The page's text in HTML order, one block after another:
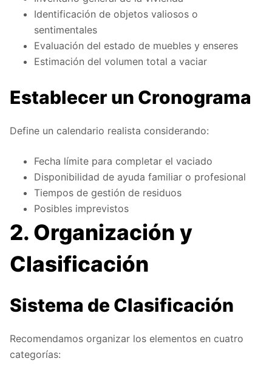
Identificación de objetos valiosos o
sentimentales
Evaluación del estado de muebles y enseres
Estimación del volumen total a vaciar
Establecer un Cronograma
Define un calendario realista considerando:
Fecha límite para completar el vaciado
Disponibilidad de ayuda familiar o profesional
Tiempos de gestión de residuos
Posibles imprevistos
2. Organización y
Clasificación
Sistema de Clasificación
Recomendamos organizar los elementos en cuatro
categorías: